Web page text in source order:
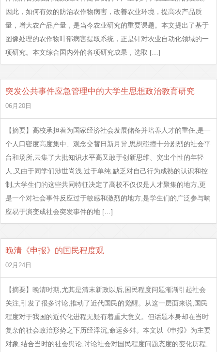
因此，如何有效的防治农作物病害，改善农业环境，提高农产品质
量，增大农产品产量，是当今农业研究的重要课题。本文提出了基于
图像处理的农作物叶部病害提取系统，正是针对农业自动化领域的一
项研究。本文综合国内外的各项研究成果，选取 […]
突发公共事件应急管理中的大学生思想政治教育研究
06月20日
【摘要】高校承担着为国家经济社会发展储备并培养人才的重任,是一
个人口密度高度集中、观念交替日新月异,思想碰撞十分剧烈的社会平
台和场所,云集了大批知识水平高又敢于创新思维、突出个性的年轻
人,又由于同学们涉世尚浅,过于单纯,缺乏对自己行为成熟的认识和控
制,大学生们的这些共同特征决定了高校不仅仅是人才聚集的地方,更
是一个对社会事件反应过于敏感和激烈的地方,是学生们的广泛参与响
应易于演变成社会突发事件的地 […]
晚清《申报》的国民程度观
02月24日
【摘要】晚清时期,尤其是清末新政以后,国民程度问题渐渐引起社会
关注,引发了很多讨论,推动了近代国民的觉醒。从这一层面来说,国民
程度对于我国的近代化进程无疑有着重大意义。但话题本身却在当时
复杂的社会政治形势之下历经浮沉,命运多舛。本文以《申报》为主要
对象,结合当时的社会舆论,讨论社会对国民程度问题态度的变化历程,